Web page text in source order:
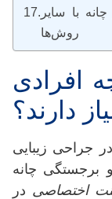
با سایر
روش‌ها
افرادی
دارند؟
جراحی زیبایی
چانه
اختصاصی در